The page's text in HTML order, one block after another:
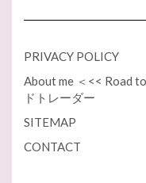
PRIVACY POLICY
About me ＜<< Road
ドトレーダー
SITEMAP
CONTACT